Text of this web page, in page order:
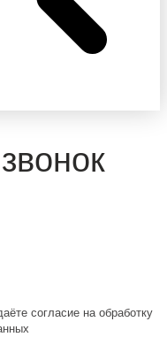
согласие на обработку